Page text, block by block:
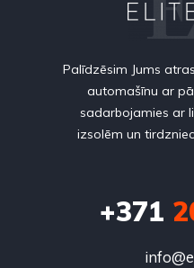
Palīdzēsim Jums
automašīnu ar
sadarbojamies ar
izsolēm un
+371